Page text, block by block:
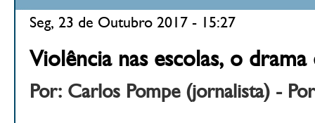
Seg, 23 de Outubro 2017 - 15:27
Violência nas escolas, o
Por: Carlos Pompe (jornalista) -